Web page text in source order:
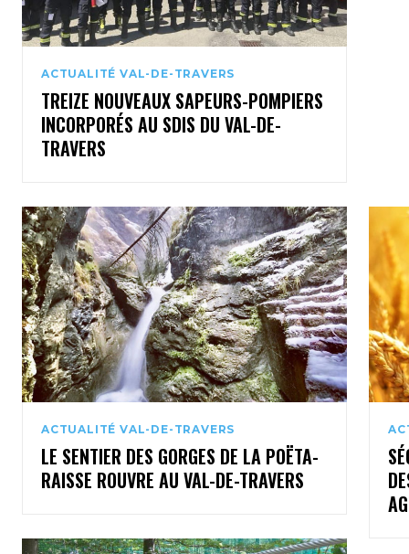
ACTUALITÉ VAL-DE-TRAVERS
TREIZE NOUVEAUX SAPEURS-POMPIERS
INCORPORÉS AU SDIS DU VAL-DE-
TRAVERS
ACTUALITÉ VAL-DE-TRAVERS
LE SENTIER DES GORGES DE LA POËTA-
RAISSE ROUVRE AU VAL-DE-TRAVERS